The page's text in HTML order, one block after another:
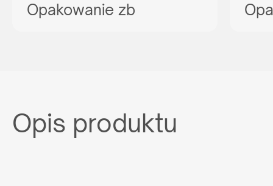
Opakowanie zb
Opis produktu